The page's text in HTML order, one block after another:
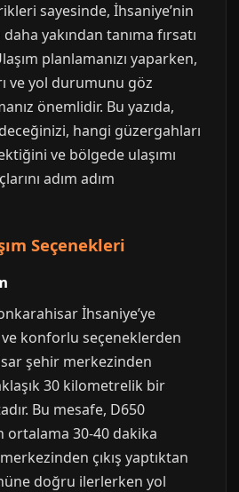
sayesinde, İhsaniye’nin
yakından tanıma fırsatı
planlamanızı yaparken,
ve yol durumunu göz
önemlidir. Bu yazıda,
hangi güzergahları
ve bölgede ulaşımı
adım adım
Seçenekleri
İhsaniye’ye
konforlu seçeneklerden
şehir merkezinden
30 kilometrelik bir
Bu mesafe, D650
ortalama 30-40 dakika
çıkış yaptıktan
doğru ilerlerken yol